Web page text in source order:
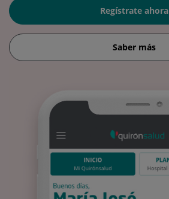
Regístrate ahora
Saber más